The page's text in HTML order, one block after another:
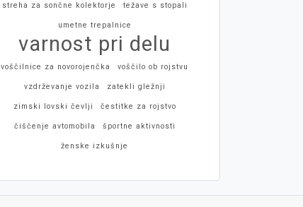
streha za sončne kolektorje težave s stopali
umetne trepalnice
varnost pri delu
voščilnice za novorojenčka voščilo ob rojstvu
vzdrževanje vozila zatekli gležnji
zimski lovski čevlji čestitke za rojstvo
čiščenje avtomobila športne aktivnosti
ženske izkušnje